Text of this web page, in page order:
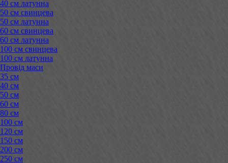
40 см латунна
50 см свинцева
50 см латунна
60 см свинцева
60 см латунна
100 см свинцева
100 см латунна
Провід маси
35 см
40 см
50 см
60 см
80 см
100 см
120 см
150 см
200 см
250 см